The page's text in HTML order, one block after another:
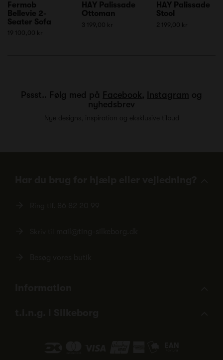
Fermob
Bellevie 2-
Seater Sofa
19 100,00 kr
HAY Palissade
Ottoman
3 199,00 kr
HAY Palissade
Stool
2 199,00 kr
Pssst.. Følg med på Facebook, Instagram og
nyhedsbrev
Nye designs, inspiration og eksklusive tilbud